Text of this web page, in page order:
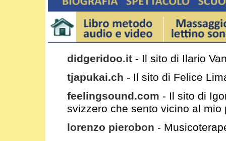
didgeridoo.it - Il sito di Ilario
tjapukai.ch - Il sito di Felice
feelingsound.com - Il sito di
svizzero che sento vicino al mio
lorenzo pierobon -